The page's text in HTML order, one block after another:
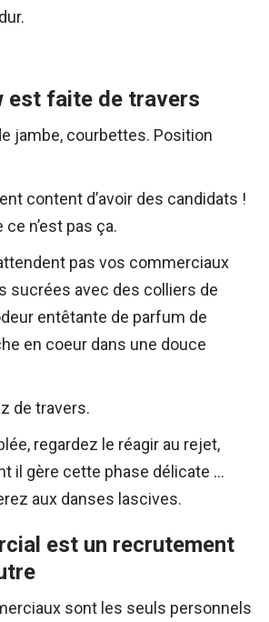
est faite de travers
jambe, courbettes. Position
content d’avoir des candidats !
ce n’est pas ça.
pas vos commerciaux
sucrées avec des colliers de
entêtante de parfum de
en coeur dans une douce
de travers.
regardez le réagir au rejet,
il gère cette phase délicate …
aux danses lascives.
est un recrutement
sont les seuls personnels